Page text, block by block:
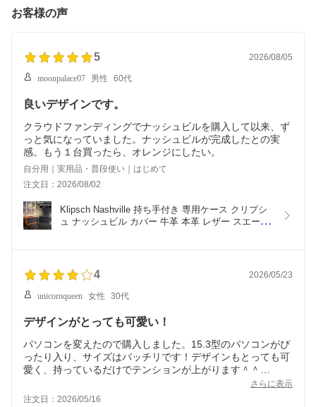
お客様の声
5 2026/08/05
moonpalace07 男性 60代
良いデザインです。
クラウドファンディングでナッシュビルを購入して以来、ず
っと気になっていました。ナッシュビルが完成したとの実
感。もう１台買ったら、オレンジにしたい。
自分用｜実用品・普段使い｜はじめて
注文日：2026/08/02
Klipsch Nashville 持ち手付き 専用ケース クリプシ
ュ ナッシュビル カバー 牛革 本革 レザー スエード
4 2026/05/23
unicornqueen 女性 30代
デザインがとっても可愛い！
パソコンを変えたので購入しました。15.3型のパソコンがぴ
ったり入り、サイズはバッチリです！デザインもとっても可
愛く、持っているだけでテンションが上がります＾＾
ただ、他の方もお話されていたように匂いがきついのと、厚
みは薄めのデザインなので衝撃からどれぐらいパソコンを守
さらに表示
注文日：2026/05/16